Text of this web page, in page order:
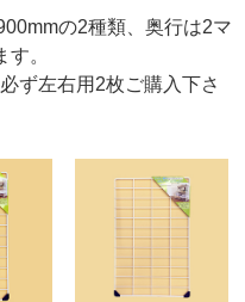
の2種類、奥行は2マ
。
ず左右用2枚ご購入下さ